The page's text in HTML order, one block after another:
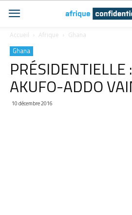
Accueil Afrique Ghana
Ghana
PRÉSIDENTIELLE
AKUFO-ADDO
10 décembre 2016